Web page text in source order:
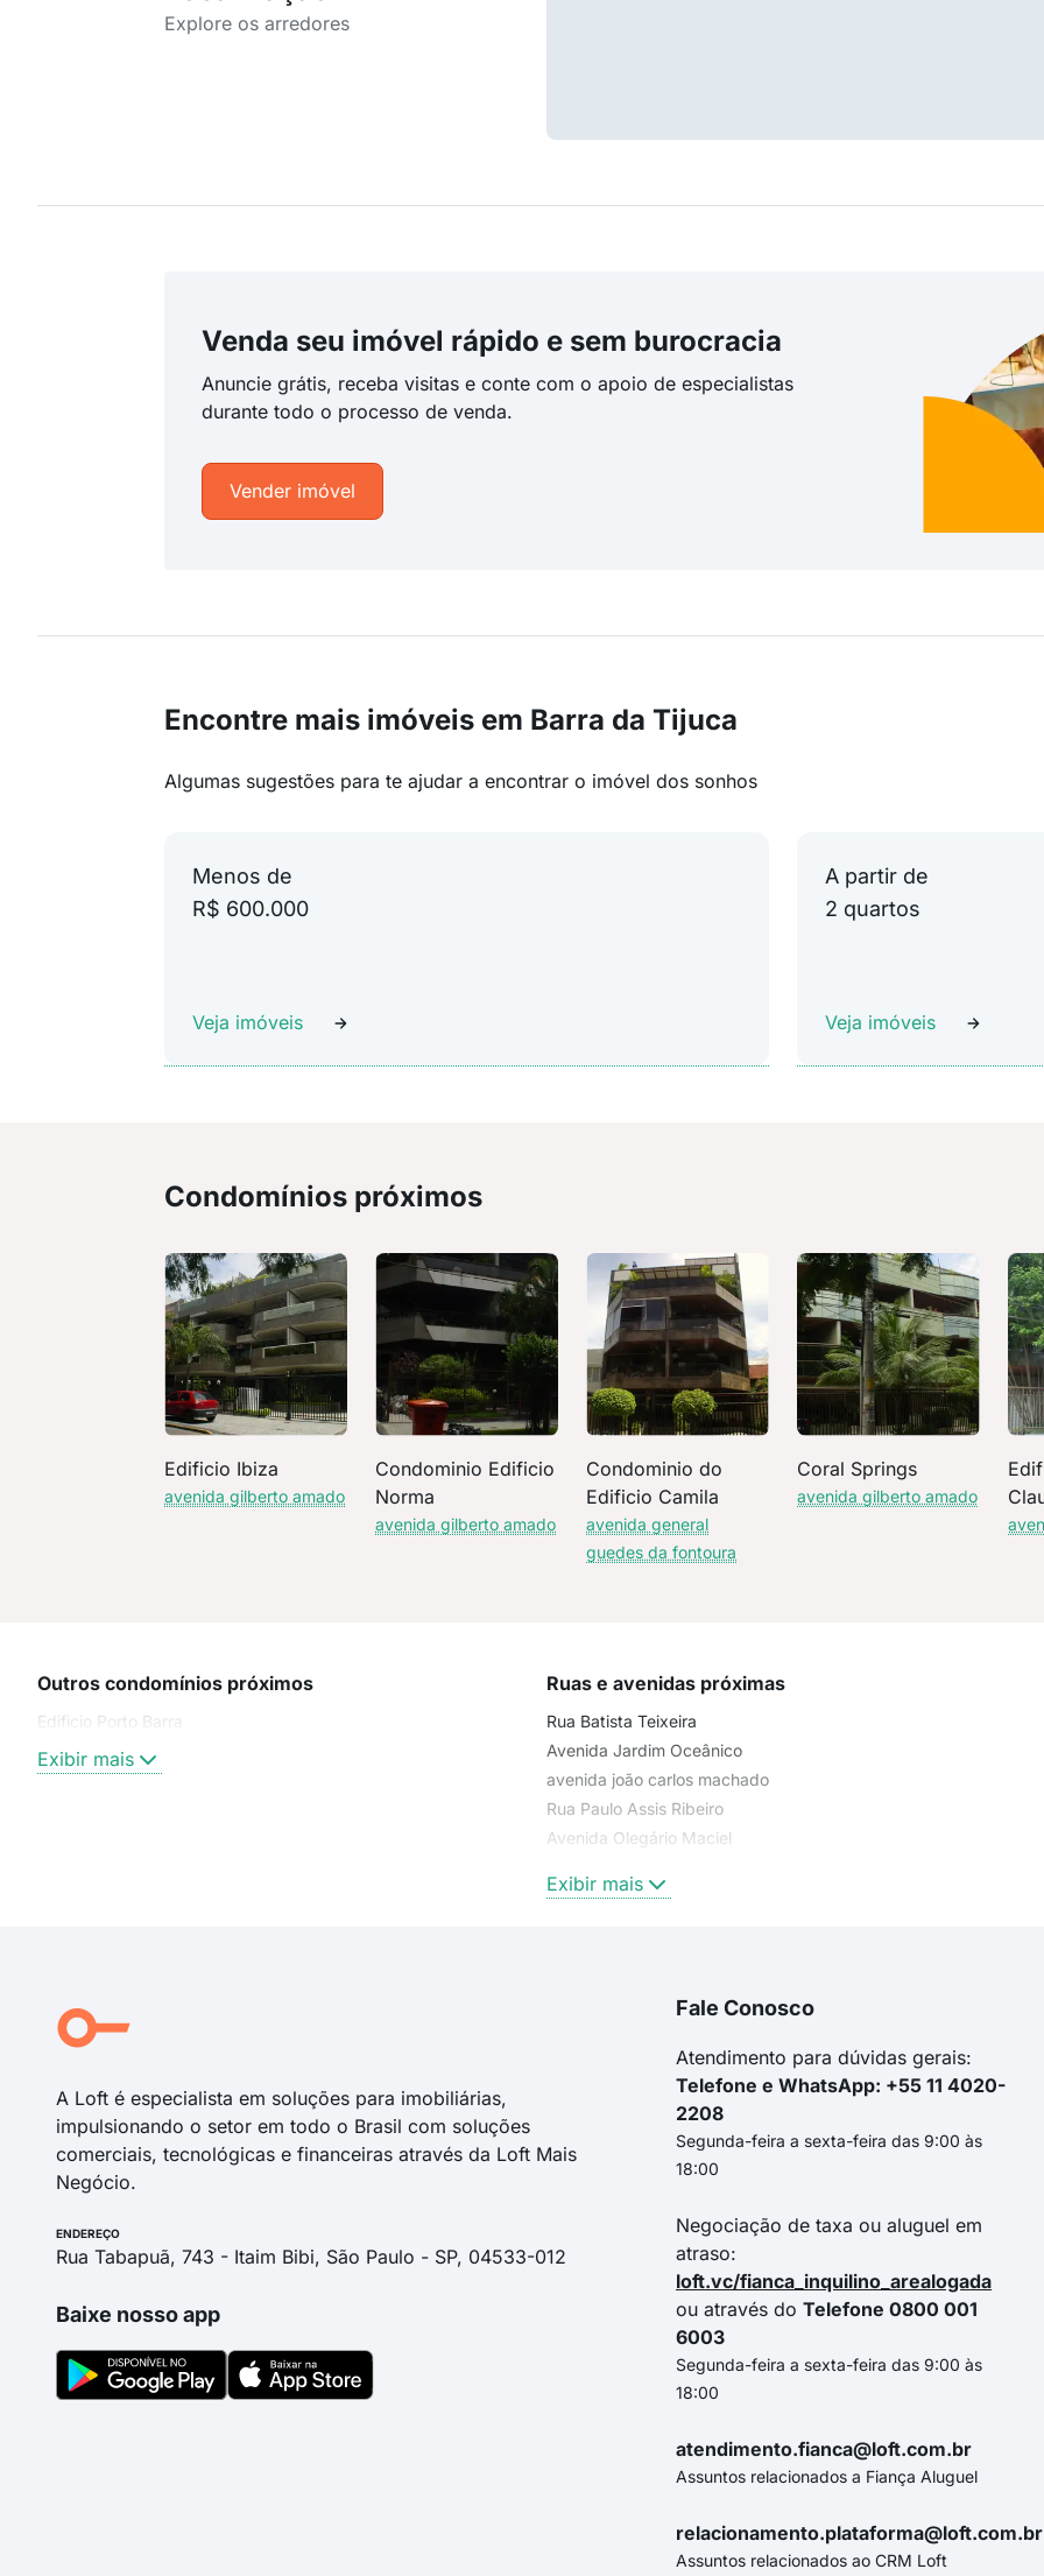
Explore os arredores
Venda seu imóvel rápido e sem burocracia
Anuncie grátis, receba visitas e conte com o apoio de especialistas
durante todo o processo de venda.
Vender imóvel
Encontre mais imóveis em Barra da Tijuca
Algumas sugestões para te ajudar a encontrar o imóvel dos sonhos
Menos de
R$ 600.000
Veja imóveis
A partir de
2 quartos
Veja imóveis
Condomínios próximos
Edificio Ibiza
avenida gilberto amado
Condominio Edificio
Norma
avenida gilberto amado
Condominio do
Edificio Camila
avenida general
guedes da fontoura
Coral Springs
avenida gilberto amado
Outros condomínios próximos
Edificio Porto Barra
Exibir mais
Ruas e avenidas próximas
Rua Batista Teixeira
Avenida Jardim Oceânico
avenida joão carlos machado
Rua Paulo Assis Ribeiro
Avenida Olegário Maciel
rua paulo assis ribeiro
Exibir mais
A Loft é especialista em soluções para imobiliárias,
impulsionando o setor em todo o Brasil com soluções
comerciais, tecnológicas e financeiras através da Loft Mais
Negócio.
ENDEREÇO
Rua Tabapuã, 743 - Itaim Bibi, São Paulo - SP, 04533-012
Baixe nosso app
Fale Conosco
Atendimento para dúvidas gerais:
Telefone e WhatsApp: +55 11 4020-
2208
Segunda-feira a sexta-feira das 9:00 às
18:00
Negociação de taxa ou aluguel em
atraso:
loft.vc/fianca_inquilino_arealogada
ou através do Telefone 0800 001
6003
Segunda-feira a sexta-feira das 9:00 às
18:00
atendimento.fianca@loft.com.br
Assuntos relacionados a Fiança Aluguel
relacionamento.plataforma@loft.com.br
Assuntos relacionados ao CRM Loft